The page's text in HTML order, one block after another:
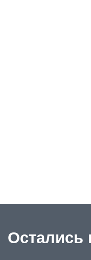
Остались